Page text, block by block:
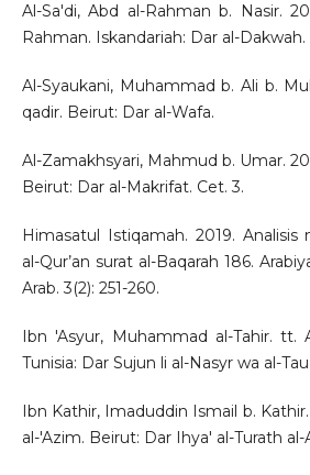
Al-Sa'di, Abd al-Rahman b. Nasir.
Rahman. Iskandariah: Dar al-Dakwah.
Al-Syaukani, Muhammad b. Ali b.
qadir. Beirut: Dar al-Wafa.
Al-Zamakhsyari, Mahmud b. Umar.
Beirut: Dar al-Makrifat. Cet. 3.
Himasatul Istiqamah. 2019.
al-Qur’an surat al-Baqarah 186.
Arab. 3(2): 251-260.
Ibn 'Asyur, Muhammad al-Tahir. tt.
Tunisia: Dar Sujun li al-Nasyr wa al-
Ibn Kathir, Imaduddin Ismail b.
al-'Azim. Beirut: Dar Ihya' al-Turath al-